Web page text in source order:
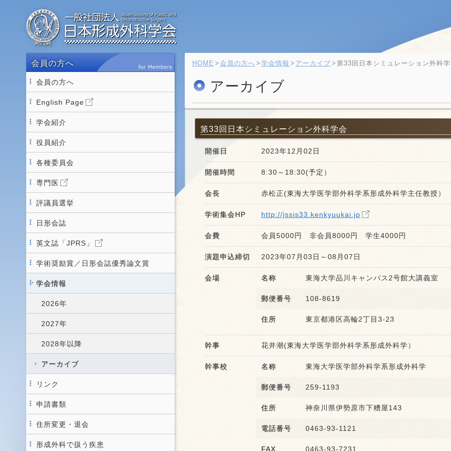
会員の方へ
会員の方へ
English Page
学会紹介
役員紹介
各種委員会
専門医
評議員選挙
日形会誌
英文誌「JPRS」
学術奨励賞／日形会誌優秀論文賞
学会情報
2026年
2027年
2028年以降
アーカイブ
リンク
申請書類
住所変更・退会
形成外科で扱う疾患
HOME 会員の方へ 学会情報 アーカイブ 第33回日本シミュレーション外科
アーカイブ
第33回日本シミュレーション外科学会
開催日 2023年12月02日
開催時間 8:30～18:30(予定）
会長 赤松正(東海大学医学部外科学系形成外科学主任教授）
学術集会HP http://jssis33.kenkyuukai.jp
会費 会員5000円 非会員8000円 学生4000円
演題申込締切 2023年07月03日～08月07日
会場 名称 東海大学品川キャンパス2号館大講義室
郵便番号 108-8619
住所 東京都港区高輪2丁目3-23
幹事 花井潮(東海大学医学部外科学系形成外科学）
幹事校 名称 東海大学医学部外科学系形成外科学
郵便番号 259-1193
住所 神奈川県伊勢原市下糟屋143
電話番号 0463-93-1121
FAX 0463-93-7231